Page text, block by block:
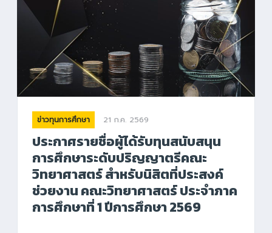
ข่าวทุนการศึกษา 21 ก.ค. 2569
ประกาศรายชื่อผู้ได้รับทุนสนับสนุน
การศึกษาระดับปริญญาตรีคณะ
วิทยาศาสตร์ สำหรับนิสิตที่ประสงค์
ช่วยงาน คณะวิทยาศาสตร์ ประจำภาค
การศึกษาที่ 1 ปีการศึกษา 2569